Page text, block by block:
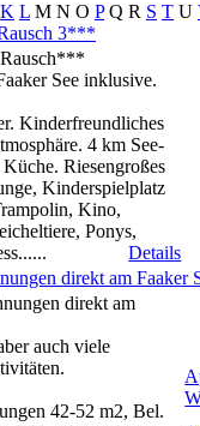
K L M N O P Q R S T U
3***
See inklusive.
Kinderfreundliches
4 km See-
Riesengroßes
Kinderspielplatz
Kino,
Ponys,
Details
direkt am Faaker
direkt am
auch viele
42-52 m2, Bel.